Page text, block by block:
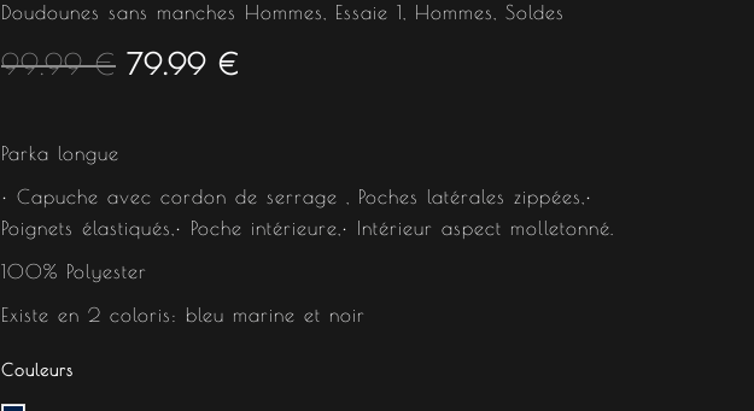
Doudounes sans manches Hommes Essaie 1 Hommes Soldes
99.99€
était :
99.99 €.
79.99 €
est :
Parka longue
• Capuche avec cordon de serrage , Poches latérales zippées,•
Poignets élastiqués,• Poche intérieure,• Intérieur aspect molletonné.
100% Polyester
Existe en 2 coloris: bleu marine et noir
Couleurs